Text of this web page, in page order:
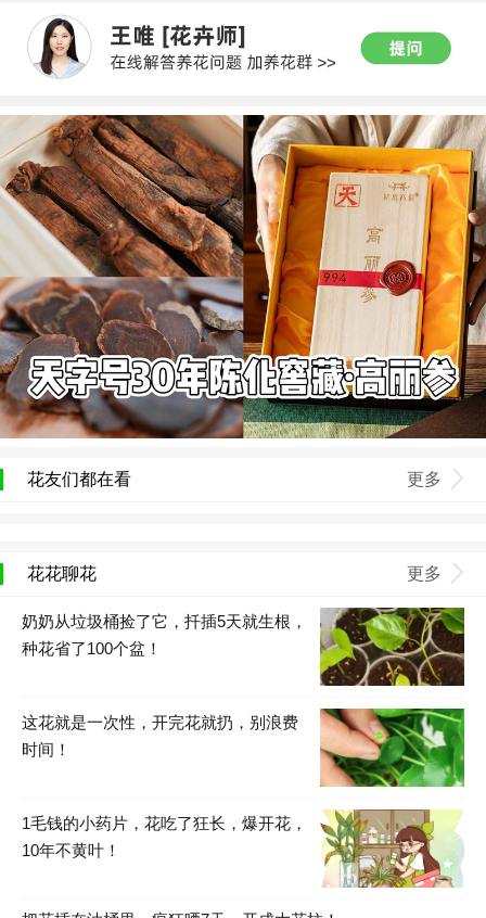
花友们都在看 更多
花花聊花 更多
奶奶从垃圾桶捡了它，扦插5天就生根，
种花省了100个盆！
这花就是一次性，开完花就扔，别浪费
时间！
1毛钱的小药片，花吃了狂长，爆开花，
10年不黄叶！